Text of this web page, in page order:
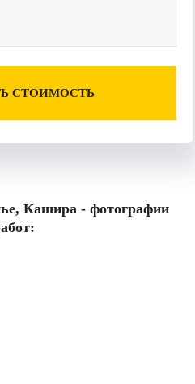
СТОИМОСТЬ
Кашира - фотографии